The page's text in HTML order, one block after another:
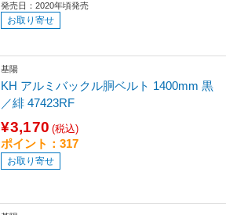
発売日：2020年頃発売
お取り寄せ
基陽
KH アルミバックル胴ベルト 1400mm 黒
／緋 47423RF
¥3,170 (税込)
ポイント：317
お取り寄せ